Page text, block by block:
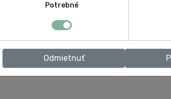
na širokú škálu rôznych nástrojov, ktoré
od bežných domácich pomôcok až po ťažké
Firma vás vybaví správnymi zariadeniami pre
zakladateľ firmy, objavil značku Force v roku
produkt a že by sa chcel o svoj objav
viac ako 4 000 riadkových položiek a v
Potrebné
Odmietnuť